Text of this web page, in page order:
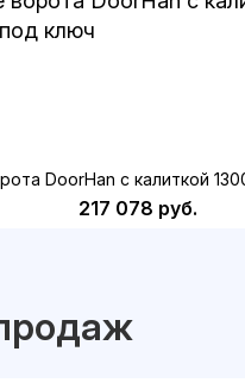
DoorHan с калиткой
217 078 руб.